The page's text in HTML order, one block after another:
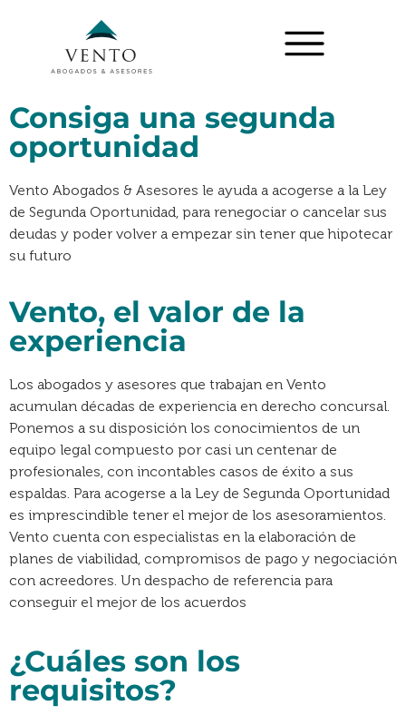
Consiga una segunda
oportunidad
Vento Abogados & Asesores le ayuda a acogerse a la Ley
de Segunda Oportunidad, para renegociar o cancelar sus
deudas y poder volver a empezar sin tener que hipotecar
su futuro
Vento, el valor de la
experiencia
Los abogados y asesores que trabajan en Vento
acumulan décadas de experiencia en derecho concursal.
Ponemos a su disposición los conocimientos de un
equipo legal compuesto por casi un centenar de
profesionales, con incontables casos de éxito a sus
espaldas. Para acogerse a la Ley de Segunda Oportunidad
es imprescindible tener el mejor de los asesoramientos.
Vento cuenta con especialistas en la elaboración de
planes de viabilidad, compromisos de pago y negociación
con acreedores. Un despacho de referencia para
conseguir el mejor de los acuerdos
¿Cuáles son los
requisitos?